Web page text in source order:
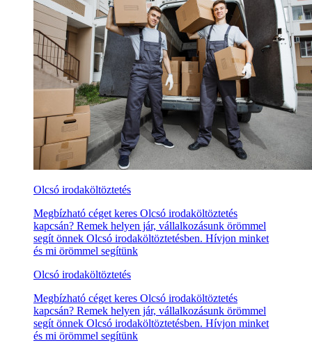
Olcsó irodaköltöztetés
Megbízható céget keres Olcsó irodaköltöztetés
kapcsán? Remek helyen jár, vállalkozásunk örömmel
segít önnek Olcsó irodaköltöztetésben. Hívjon minket
és mi örömmel segítünk
Olcsó irodaköltöztetés
Megbízható céget keres Olcsó irodaköltöztetés
kapcsán? Remek helyen jár, vállalkozásunk örömmel
segít önnek Olcsó irodaköltöztetésben. Hívjon minket
és mi örömmel segítünk